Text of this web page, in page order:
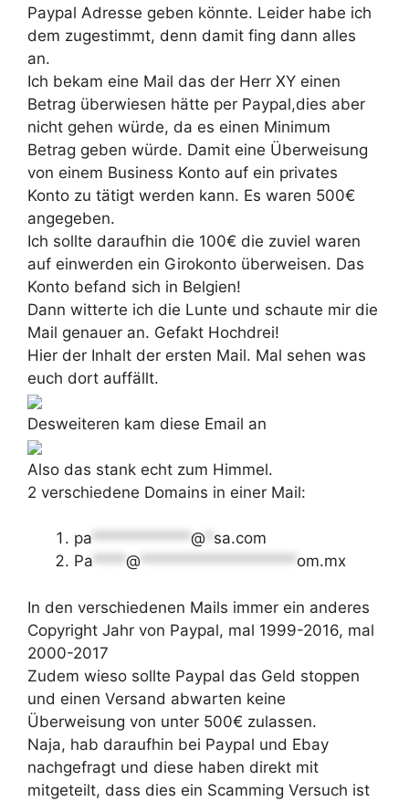
Paypal Adresse geben könnte. Leider habe ich
dem zugestimmt, denn damit fing dann alles
an.
Ich bekam eine Mail das der Herr XY einen
Betrag überwiesen hätte per Paypal,dies aber
nicht gehen würde, da es einen Minimum
Betrag geben würde. Damit eine Überweisung
von einem Business Konto auf ein privates
Konto zu tätigt werden kann. Es waren 500€
angegeben.
Ich sollte daraufhin die 100€ die zuviel waren
auf einwerden ein Girokonto überweisen. Das
Konto befand sich in Belgien!
Dann witterte ich die Lunte und schaute mir die
Mail genauer an. Gefakt Hochdrei!
Hier der Inhalt der ersten Mail. Mal sehen was
euch dort auffällt.
Desweiteren kam diese Email an
Also das stank echt zum Himmel.
2 verschiedene Domains in einer Mail:
pa ************ @ sa.com
Pa **** @ ******************* om.mx
In den verschiedenen Mails immer ein anderes
Copyright Jahr von Paypal, mal 1999-2016, mal
2000-2017
Zudem wieso sollte Paypal das Geld stoppen
und einen Versand abwarten keine
Überweisung von unter 500€ zulassen.
Naja, hab daraufhin bei Paypal und Ebay
nachgefragt und diese haben direkt mit
mitgeteilt, dass dies ein Scamming Versuch ist